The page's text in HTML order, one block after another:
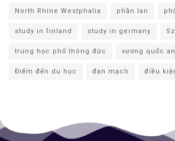
North Rhine Westphalia phần lan
study in finland study in germany
trung học phổ thông đức vương quốc
Điểm đến du học đan mạch điều